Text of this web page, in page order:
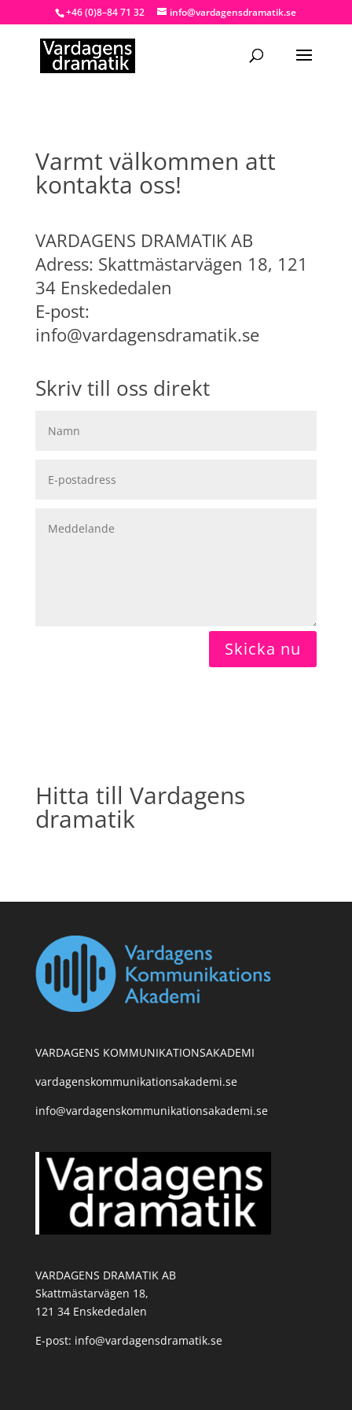
+46 (0)8–84 71 32 info@vardagensdramatik.se
Varmt välkommen att
kontakta oss!
VARDAGENS DRAMATIK AB
Adress: Skattmästarvägen 18, 121
34 Enskededalen
E-post:
info@vardagensdramatik.se
Skriv till oss direkt
Skicka nu
Hitta till Vardagens
dramatik
VARDAGENS KOMMUNIKATIONSAKADEMI
vardagenskommunikationsakademi.se
info@vardagenskommunikationsakademi.se
VARDAGENS DRAMATIK AB
Skattmästarvägen 18,
121 34 Enskededalen
E-post: info@vardagensdramatik.se